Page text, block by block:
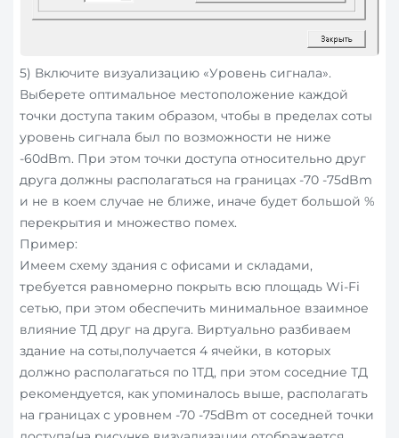
5) Включите визуализацию «Уровень сигнала».
Выберете оптимальное местоположение каждой
точки доступа таким образом, чтобы в пределах соты
уровень сигнала был по возможности не ниже
-60dBm. При этом точки доступа относительно друг
друга должны располагаться на границах -70 -75dBm
и не в коем случае не ближе, иначе будет большой %
перекрытия и множество помех.
Пример:
Имеем схему здания с офисами и складами,
требуется равномерно покрыть всю площадь Wi-Fi
сетью, при этом обеспечить минимальное взаимное
влияние ТД друг на друга. Виртуально разбиваем
здание на соты,получается 4 ячейки, в которых
должно располагаться по 1ТД, при этом соседние ТД
рекомендуется, как упоминалось выше, располагать
на границах с уровнем -70 -75dBm от соседней точки